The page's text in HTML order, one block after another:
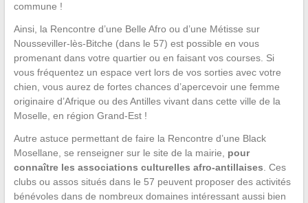
commune !
Ainsi, la Rencontre d’une Belle Afro ou d’une Métisse sur
Nousseviller-lès-Bitche (dans le 57) est possible en vous
promenant dans votre quartier ou en faisant vos courses. Si
vous fréquentez un espace vert lors de vos sorties avec votre
chien, vous aurez de fortes chances d’apercevoir une femme
originaire d’Afrique ou des Antilles vivant dans cette ville de la
Moselle, en région Grand-Est !
Autre astuce permettant de faire la Rencontre d’une Black
Mosellane, se renseigner sur le site de la mairie, pour
connaître les associations culturelles afro-antillaises . Ces
clubs ou assos situés dans le 57 peuvent proposer des activités
bénévoles dans de nombreux domaines intéressant aussi bien